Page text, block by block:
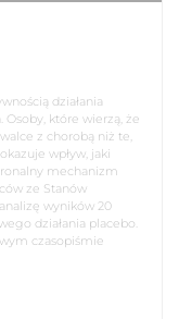
działania
które wierzą, że
z chorobą niż te,
wpływ, jaki
mechanizm
ze Stanów
wyników 20
działania placebo.
czasopiśmie